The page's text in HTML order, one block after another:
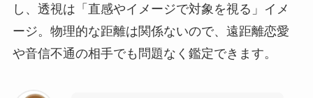
し、透視は「直感やイメージで対象を視る」イメ
ージ。物理的な距離は関係ないので、遠距離恋愛
や音信不通の相手でも問題なく鑑定できます。